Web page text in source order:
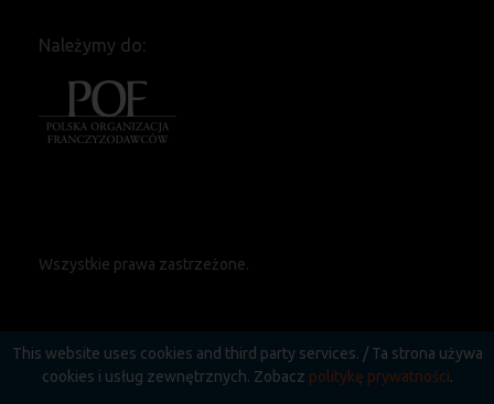
Należymy do:
Wszystkie prawa zastrzeżone.
This website uses cookies and third party services. / Ta strona używa
cookies i usług zewnętrznych. Zobacz politykę prywatności.